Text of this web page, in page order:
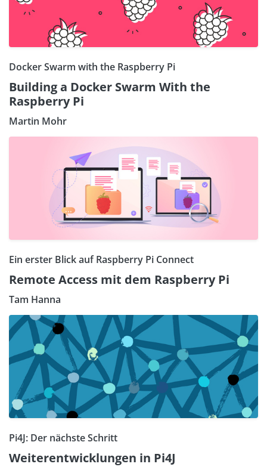
Docker Swarm with the Raspberry Pi
Building a Docker Swarm With the
Raspberry Pi
Martin Mohr
Ein erster Blick auf Raspberry Pi Connect
Remote Access mit dem Raspberry Pi
Tam Hanna
Pi4J: Der nächste Schritt
Weiterentwicklungen in Pi4J